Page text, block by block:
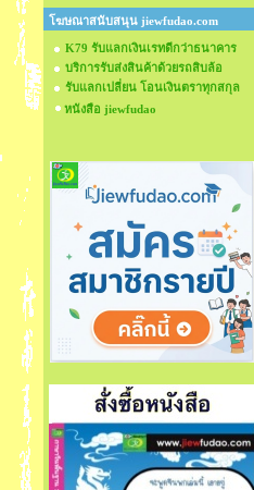
โฆษณาสนับสนุน jiewfudao.com
K79 รับแลกเงินเรทดีกว่าธนาคาร
บริการรับส่งสินค้าด้วยรถสิบล้อ
รับแลกเปลี่ยน โอนเงินตราทุกสกุล
หนังสือ jiewfudao